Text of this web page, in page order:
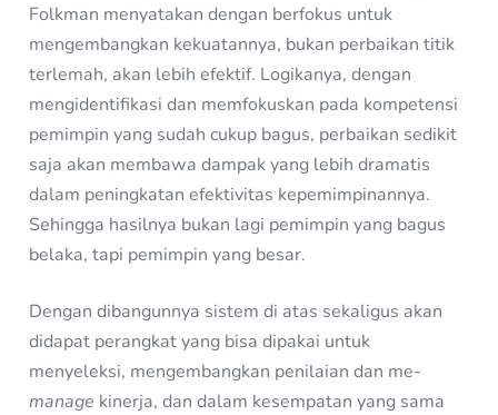
Folkman menyatakan dengan berfokus untuk
mengembangkan kekuatannya, bukan perbaikan titik
terlemah, akan lebih efektif. Logikanya, dengan
mengidentifikasi dan memfokuskan pada kompetensi
pemimpin yang sudah cukup bagus, perbaikan sedikit
saja akan membawa dampak yang lebih dramatis
dalam peningkatan efektivitas kepemimpinannya.
Sehingga hasilnya bukan lagi pemimpin yang bagus
belaka, tapi pemimpin yang besar.
Dengan dibangunnya sistem di atas sekaligus akan
didapat perangkat yang bisa dipakai untuk
menyeleksi, mengembangkan penilaian dan me-
manage kinerja, dan dalam kesempatan yang sama